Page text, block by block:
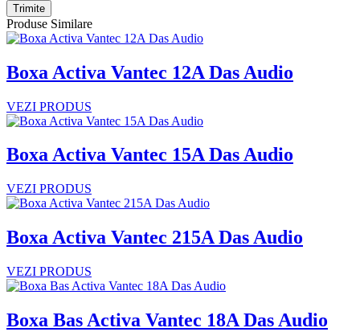
Trimite
Produse Similare
Boxa Activa Vantec 12A Das Audio
VEZI PRODUS
Boxa Activa Vantec 15A Das Audio
VEZI PRODUS
Boxa Activa Vantec 215A Das Audio
VEZI PRODUS
Boxa Bas Activa Vantec 18A Das Audio